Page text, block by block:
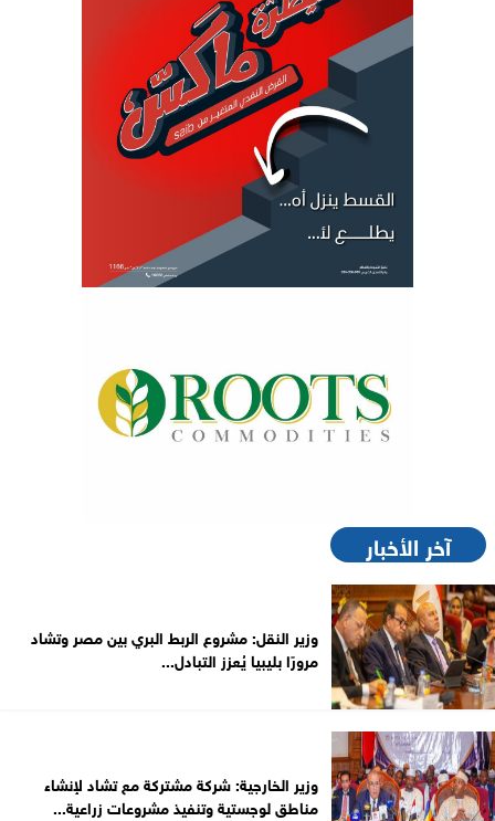
آخر الأخبار
وزير النقل: مشروع الربط البري بين مصر وتشاد
مرورًا بليبيا يُعزز التبادل...
وزير الخارجية: شركة مشتركة مع تشاد لإنشاء
مناطق لوجستية وتنفيذ مشروعات زراعية...